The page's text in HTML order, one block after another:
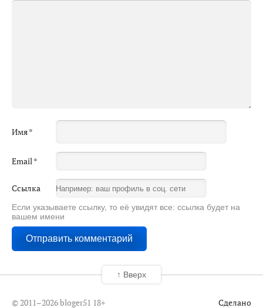
Имя*
Email*
Ссылка
Если указываете ссылку, то её увидят все: ссылка будет на
вашем имени
© 2011–2026 bloger51 18+ Сделано
↑ Вверх